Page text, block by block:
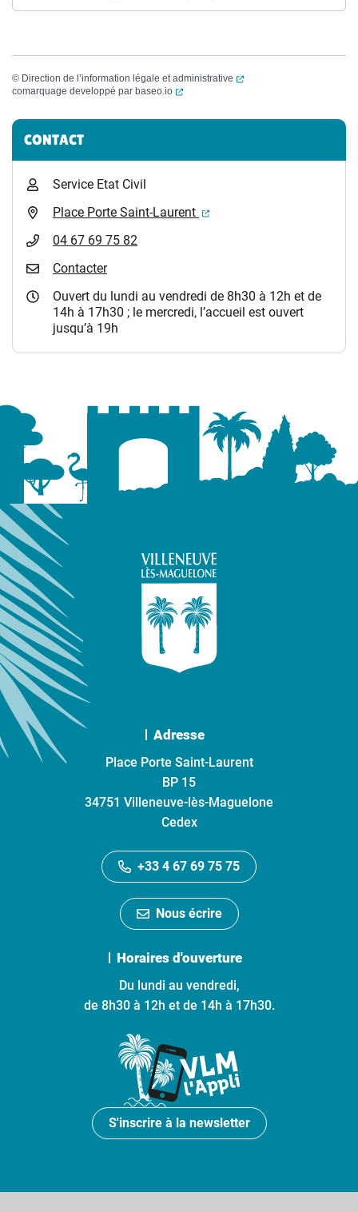
© Direction de l’information légale et administrative
(ouverture dans un
comarquage developpé par baseo.io (ouverture dans un nouvel onglet)
Informations complémentaires
CONTACT
Service Etat Civil
Place Porte Saint-Laurent
(ouverture dans un
04 67 69 75 82
Contacter
Ouvert du lundi au vendredi de 8h30 à 12h et de
14h à 17h30 ; le mercredi, l’accueil est ouvert
jusqu’à 19h
Adresse
Place Porte Saint-Laurent
BP 15
34751 Villeneuve-lès-Maguelone
Cedex
+33 4 67 69 75 75
Nous écrire
Horaires d'ouverture
Du lundi au vendredi,
de 8h30 à 12h et de 14h à 17h30.
S'inscrire à la newsletter